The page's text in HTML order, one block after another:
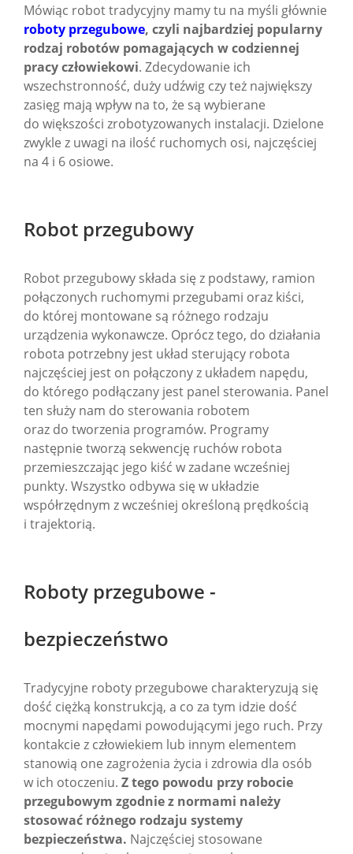
Mówiąc robot tradycyjny mamy tu na myśli głównie
roboty przegubowe, czyli najbardziej popularny
rodzaj robotów pomagających w codziennej
pracy człowiekowi. Zdecydowanie ich
wszechstronność, duży udźwig czy też największy
zasięg mają wpływ na to, że są wybierane
do większości zrobotyzowanych instalacji. Dzielone
zwykle z uwagi na ilość ruchomych osi, najczęściej
na 4 i 6 osiowe.
Robot przegubowy
Robot przegubowy składa się z podstawy, ramion
połączonych ruchomymi przegubami oraz kiści,
do której montowane są różnego rodzaju
urządzenia wykonawcze. Oprócz tego, do działania
robota potrzebny jest układ sterujący robota
najczęściej jest on połączony z układem napędu,
do którego podłączany jest panel sterowania. Panel
ten służy nam do sterowania robotem
oraz do tworzenia programów. Programy
następnie tworzą sekwencję ruchów robota
przemieszczając jego kiść w zadane wcześniej
punkty. Wszystko odbywa się w układzie
współrzędnym z wcześniej określoną prędkością
i trajektorią.
Roboty przegubowe -
bezpieczeństwo
Tradycyjne roboty przegubowe charakteryzują się
dość ciężką konstrukcją, a co za tym idzie dość
mocnymi napędami powodującymi jego ruch. Przy
kontakcie z człowiekiem lub innym elementem
stanowią one zagrożenia życia i zdrowia dla osób
w ich otoczeniu. Z tego powodu przy robocie
przegubowym zgodnie z normami należy
stosować różnego rodzaju systemy
bezpieczeństwa. Najczęściej stosowane